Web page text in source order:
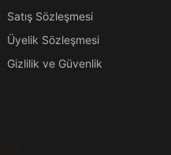
Satış Sözleşmesi
Üyelik Sözleşmesi
Gizlilik ve Güvenlik